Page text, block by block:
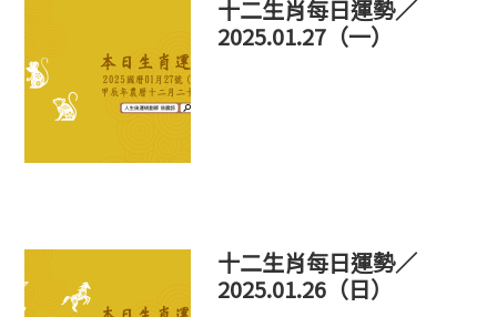
十二生肖每日運勢／
2025.01.27（一）
十二生肖每日運勢／
2025.01.26（日）